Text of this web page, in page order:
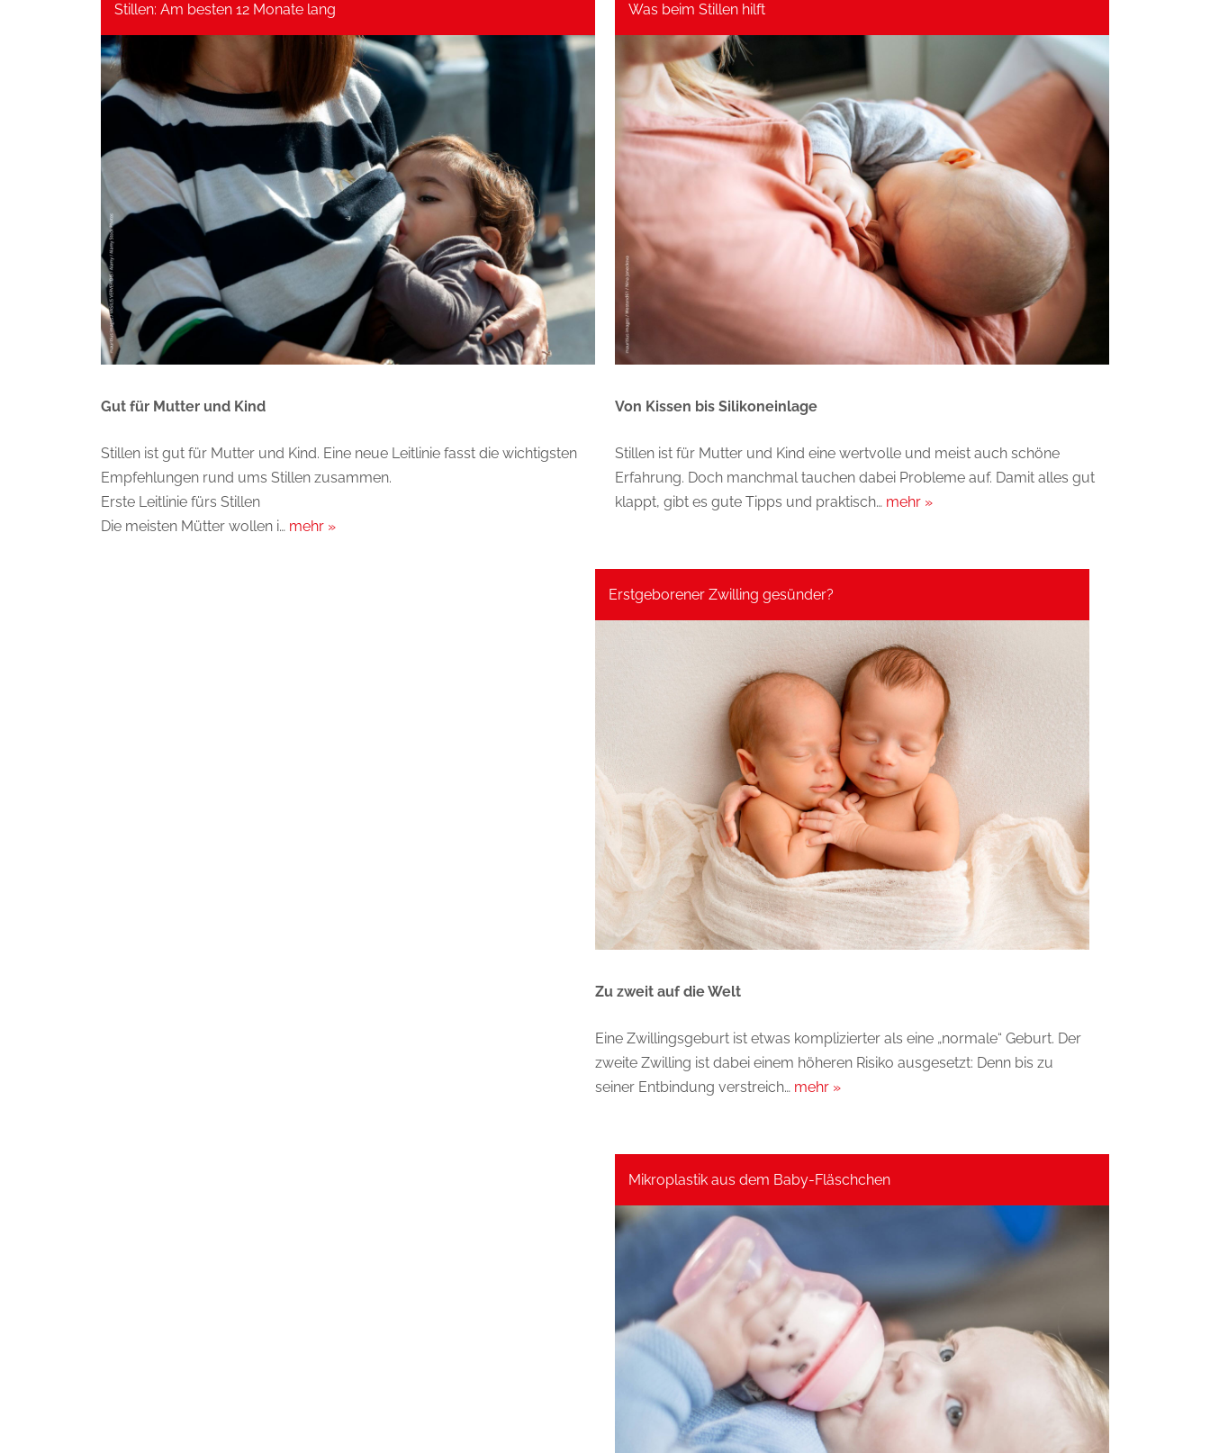
Stillen: Am besten 12 Monate lang
Gut für Mutter und Kind
Stillen ist gut für Mutter und Kind. Eine neue Leitlinie fasst die wichtigsten
Empfehlungen rund ums Stillen zusammen.
Erste Leitlinie fürs Stillen
Die meisten Mütter wollen i… mehr »
Was beim Stillen hilft
Von Kissen bis Silikoneinlage
Stillen ist für Mutter und Kind eine wertvolle und meist auch schöne
Erfahrung. Doch manchmal tauchen dabei Probleme auf. Damit alles gut
klappt, gibt es gute Tipps und praktisch… mehr »
Erstgeborener Zwilling gesünder?
Zu zweit auf die Welt
Eine Zwillingsgeburt ist etwas komplizierter als eine „normale“ Geburt. Der
zweite Zwilling ist dabei einem höheren Risiko ausgesetzt: Denn bis zu
seiner Entbindung verstreich… mehr »
Mikroplastik aus dem Baby-Fläschchen